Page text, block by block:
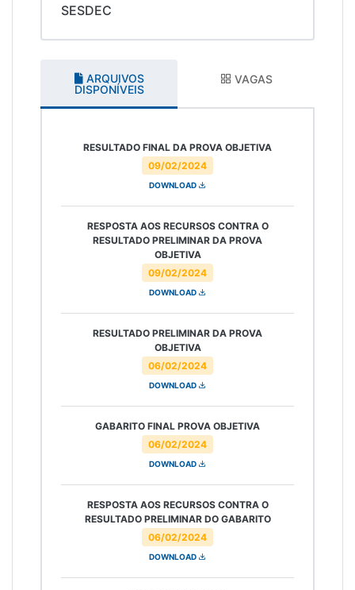
SESDEC
ARQUIVOS
DISPONÍVEIS
VAGAS
09/02/2024
RESULTADO FINAL DA PROVA OBJETIVA
DOWNLOAD
09/02/2024
RESPOSTA AOS RECURSOS CONTRA O
RESULTADO PRELIMINAR DA PROVA
OBJETIVA
DOWNLOAD
06/02/2024
RESULTADO PRELIMINAR DA PROVA
OBJETIVA
DOWNLOAD
06/02/2024
GABARITO FINAL PROVA OBJETIVA
DOWNLOAD
06/02/2024
RESPOSTA AOS RECURSOS CONTRA O
RESULTADO PRELIMINAR DO GABARITO
DOWNLOAD